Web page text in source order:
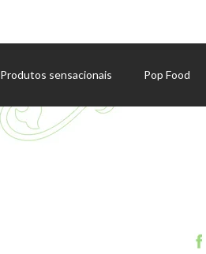
Produtos sensacionais Pop Food